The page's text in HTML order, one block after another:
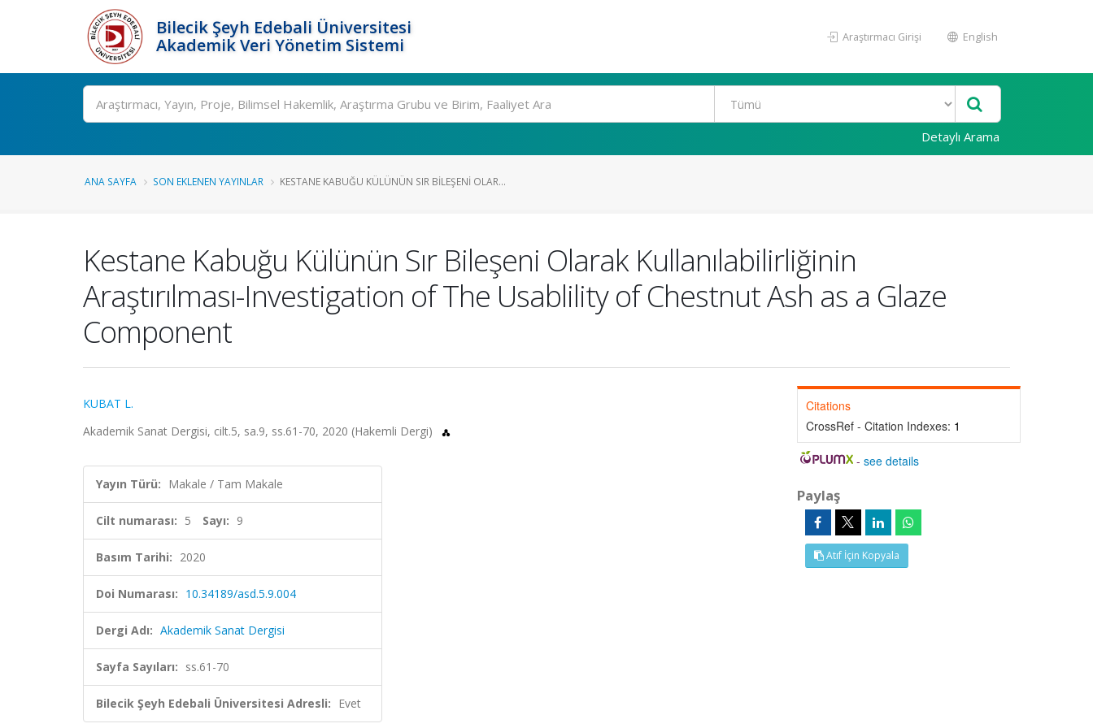
Bilecik Şeyh Edebali Üniversitesi
Akademik Veri Yönetim Sistemi
Araştırmacı Girişi English
Ara
Detaylı Arama
ANA SAYFA SON EKLENEN YAYINLAR KESTANE KABUĞU KÜLÜNÜN SIR BILEŞENI OLAR...
Kestane Kabuğu Külünün Sır Bileşeni Olarak Kullanılabilirliğinin
Araştırılması-Investigation of The Usablility of Chestnut Ash as a Glaze
Component
KUBAT L.
Akademik Sanat Dergisi, cilt.5, sa.9, ss.61-70, 2020 (Hakemli Dergi)
Yayın Türü: Makale / Tam Makale
Cilt numarası: 5 Sayı: 9
Basım Tarihi: 2020
Doi Numarası: 10.34189/asd.5.9.004
Dergi Adı: Akademik Sanat Dergisi
Sayfa Sayıları: ss.61-70
Bilecik Şeyh Edebali Üniversitesi Adresli: Evet
Citations
CrossRef - Citation Indexes: 1
-see details
Paylaş
Atıf İçin Kopyala